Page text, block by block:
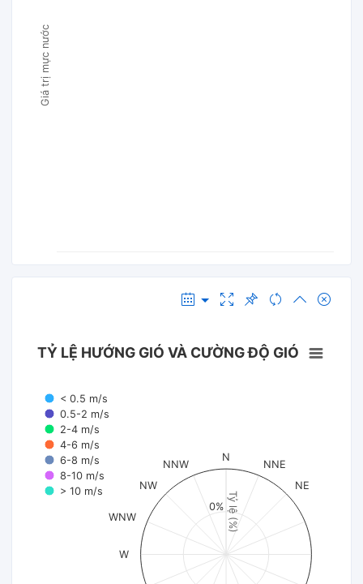
Giá trị mực nước
Tỷ lệ (%)
TỶ LỆ HƯỚNG GIÓ VÀ CƯỜNG ĐỘ GIÓ
< 0.5 m/s
0.5-2 m/s
2-4 m/s
4-6 m/s
6-8 m/s
8-10 m/s
> 10 m/s
N
NNE
NE
W
WNW
NW
NNW
0%